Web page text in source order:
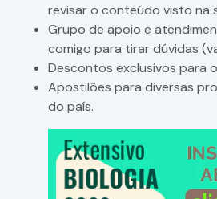
revisar o conteúdo visto na
Grupo de apoio e
comigo para tirar dúvidas
Descontos exclusivos para
Apostilões para diversas
do país.